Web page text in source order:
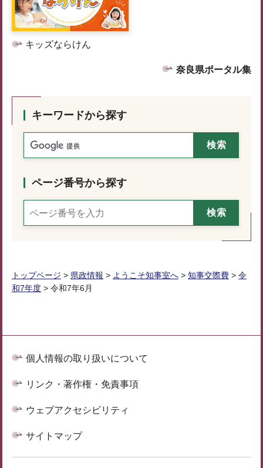
キッズならけん
奈良県ポータル集
キーワードから探す
ページ番号から探す
トップページ > 県政情報 > ようこそ知事室へ > 知事交際費 > 令
和7年度 > 令和7年6月
個人情報の取り扱いについて
リンク・著作権・免責事項
ウェブアクセシビリティ
サイトマップ